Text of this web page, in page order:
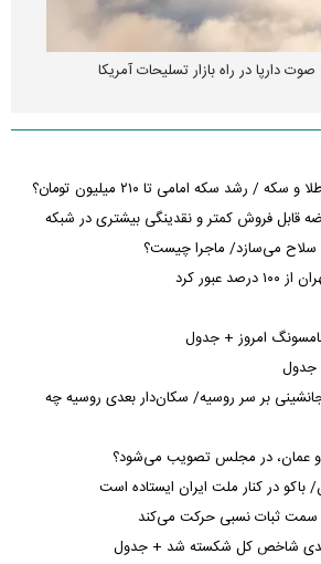
دارپا در راه بازار تسلیحات آمریکا
رشد سکه امامی تا ۲۱۰ میلیون تومان؟
قابل فروش کمتر و نقدینگی بیشتری در شبکه
سلاح می‌سازد/ ماجرا چیست؟
کرد
امروز + جدول
جدول
بر سر روسیه/ سکان‌دار بعدی روسیه چه
و عمان، در مجلس تصویب می‌شود؟
در کنار ملت ایران ایستاده است
سمت ثبات نسبی حرکت می‌کند